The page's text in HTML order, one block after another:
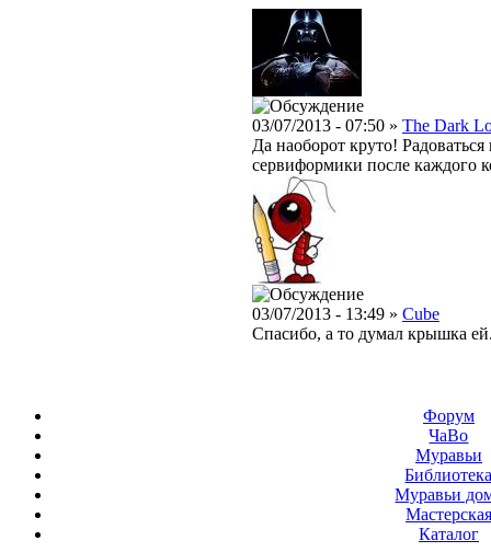
03/07/2013 - 07:50 » The Dark
Да наоборот круто!
сервиформики после каждого
03/07/2013 - 13:49 » Cube
Спасибо, а то думал крышка
Форум
ЧаВо
Муравьи
Муравьи
Мастерская
Каталог